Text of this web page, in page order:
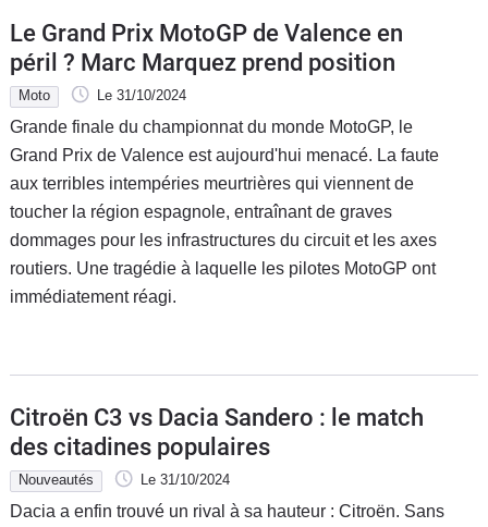
Le Grand Prix MotoGP de Valence en
péril ? Marc Marquez prend position
Moto Le 31/10/2024
Grande finale du championnat du monde MotoGP, le
Grand Prix de Valence est aujourd'hui menacé. La faute
aux terribles intempéries meurtrières qui viennent de
toucher la région espagnole, entraînant de graves
dommages pour les infrastructures du circuit et les axes
routiers. Une tragédie à laquelle les pilotes MotoGP ont
immédiatement réagi.
Citroën C3 vs Dacia Sandero : le match
des citadines populaires
Nouveautés Le 31/10/2024
Dacia a enfin trouvé un rival à sa hauteur : Citroën. Sans